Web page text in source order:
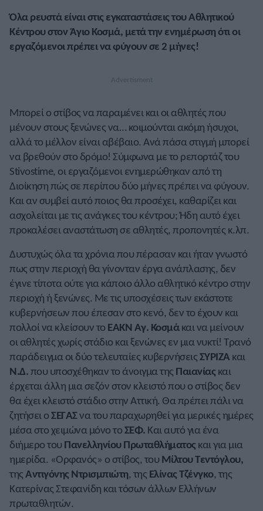
Όλα ρευστά είναι στις εγκαταστάσεις του Αθλητικού
Κέντρου στον Άγιο Κοσμά, μετά την ενημέρωση ότι οι
εργαζόμενοι πρέπει να φύγουν σε 2 μήνες!
Μπορεί ο στίβος να παραμένει και οι αθλητές που
μένουν στους ξενώνες να… κοιμούνται ακόμη ήσυχοι,
αλλά το μέλλον είναι αβέβαιο. Ανά πάσα στιγμή μπορεί
να βρεθούν στο δρόμο! Σύμφωνα με το ρεπορτάζ του
Stivostime, οι εργαζόμενοι ενημερώθηκαν από τη
Διοίκηση πώς σε περίπου δύο μήνες πρέπει να φύγουν.
Και αν συμβεί αυτό ποιος θα προσέχει, καθαρίζει και
ασχολείται με τις ανάγκες του κέντρου; Ήδη αυτό έχει
προκαλέσει αναστάτωση σε αθλητές, προπονητές κ.λπ.
Δυστυχώς όλα τα χρόνια που πέρασαν και ήταν γνωστό
πως στην περιοχή θα γίνονταν έργα ανάπλασης, δεν
έγινε τίποτα ούτε για κάποιο άλλο αθλητικό κέντρο στην
περιοχή ή ξενώνες. Με τις υποσχέσεις των εκάστοτε
κυβερνήσεων που έπεσαν στο κενό, δεν το έχουν και
πολλοί να κλείσουν το ΕΑΚΝ Αγ. Κοσμάκαι να μείνουν
οι αθλητές χωρίς στάδιο και ξενώνες εν μια νυκτί! Τρανό
παράδειγμα οι δύο τελευταίες κυβερνήσειςΣΥΡΙΖΑ και
Ν.Δ.που υποσχέθηκαν το άνοιγμα της Παιανίας και
έρχεται άλλη μια σεζόν στον κλειστό που ο στίβος δεν
θα έχει κλειστό στάδιο στην Αττική. Θα πρέπει πάλι να
ζητήσει οΣΕΓΑΣνα του παραχωρηθεί για μερικές ημέρες
μέσα στο χειμώνα μόνο τοΣΕΦ. Και αυτό για ένα
διήμερο του Πανελληνίου Πρωταθλήματοςκαι για μια
ημερίδα. «Ορφανός» ο στίβος, του Μίλτου Τεντόγλου,
τηςΑντιγόνης Ντρισμπιώτη, της Ελίνας Τζένγκο, της
Κατερίνας Στεφανίδη και τόσων άλλων Ελλήνων
πρωταθλητών.